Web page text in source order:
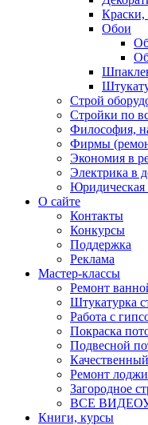
Краски,
Обои
Строй
Стройки по
Философия,
Фирмы
Экономия в
Электрика в
О сайте
Контакты
Конкурсы
Поддержка
Реклама
Мастер-классы
Ремонт
Штукатурка
Работа с
Покраска
Подвесной
Ремонт
Загородное
ВСЕ
Книги, курсы